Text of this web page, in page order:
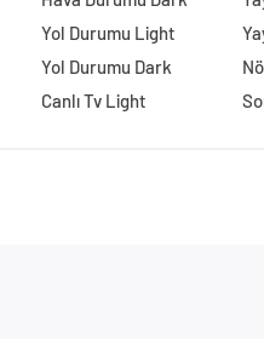
Yol Durumu Light
Yol Durumu Dark
Canlı Tv Light